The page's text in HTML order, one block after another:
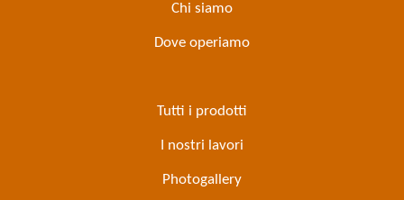
Chi siamo
Dove operiamo
Tutti i prodotti
I nostri lavori
Photogallery